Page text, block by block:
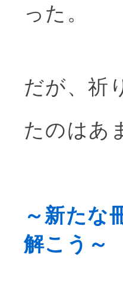
った。
だが、祈
たのはあ
～新たな
解こう～